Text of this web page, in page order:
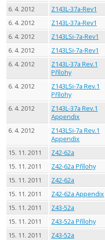
6. 4. 2012 Z143L-37a-Rev1
6. 4. 2012
Z143L-37a-Rev1
6. 4. 2012
Z143LSi-7a-Rev1
6. 4. 2012
Z143LSi-7a-Rev1
6. 4. 2012
Z143L-37a Rev.1
Přílohy
6. 4. 2012
Z143LSi-7a Rev.1
Přílohy
6. 4. 2012
Z143L-37a Rev.1
Appendix
6. 4. 2012
Z143LSi-7a Rev.1
Appendix
15. 11. 2011 Z42-62a
15. 11. 2011
Z42-62a Přílohy
15. 11. 2011
Z42-62a
15. 11. 2011
Z42-62a Appendix
15. 11. 2011
Z43-52a
15. 11. 2011
Z43-52a Přílohy
15. 11. 2011
Z43-52a